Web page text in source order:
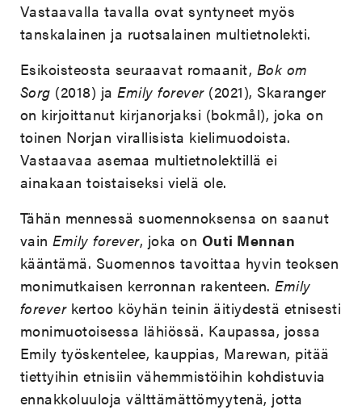
Vastaavalla tavalla ovat syntyneet myös
tanskalainen ja ruotsalainen multietnolekti.
Esikoisteosta seuraavat romaanit, Bok om
Sorg (2018) jaEmily forever(2021), Skaranger
on kirjoittanut kirjanorjaksi (bokmål), joka on
toinen Norjan virallisista kielimuodoista.
Vastaavaa asemaa multietnolektillä ei
ainakaan toistaiseksi vielä ole.
Tähän mennessä suomennoksensa on saanut
vainEmily forever, joka on Outi Mennan
kääntämä. Suomennos tavoittaa hyvin teoksen
monimutkaisen kerronnan rakenteen.Emily
foreverkertoo köyhän teinin äitiydestä etnisesti
monimuotoisessa lähiössä. Kaupassa, jossa
Emily työskentelee, kauppias, Marewan, pitää
tiettyihin etnisiin vähemmistöihin kohdistuvia
ennakkoluuloja välttämättömyytenä, jotta